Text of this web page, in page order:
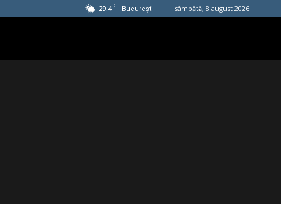
29.4 C București sâmbătă, 8 august 2026